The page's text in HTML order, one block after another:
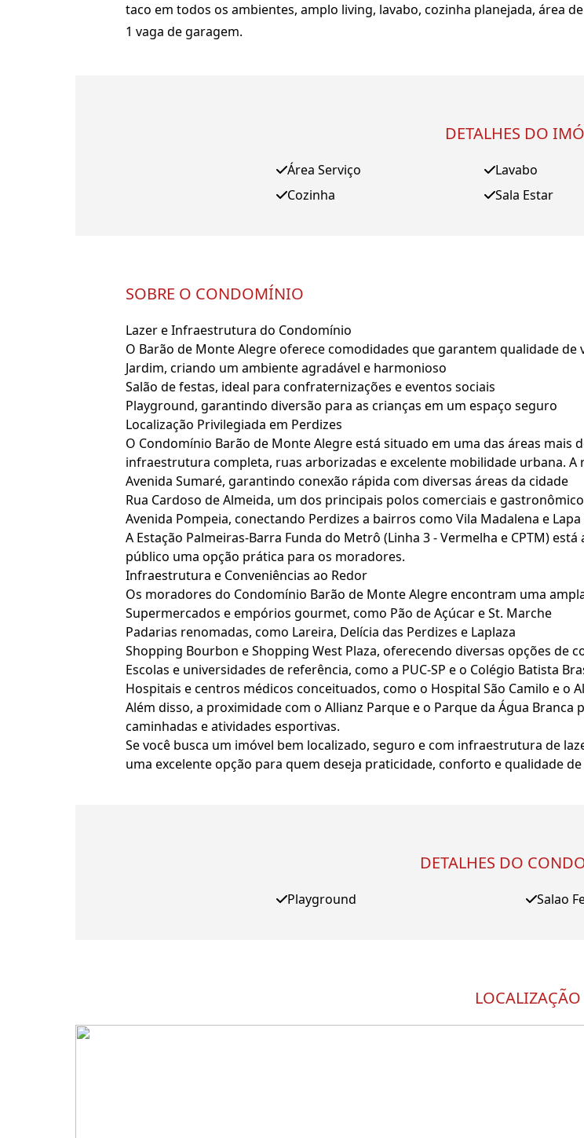
taco em todos os ambientes, amplo living, lavabo, cozinha planejada, área
1 vaga de garagem.
DETALHES DO
Área Serviço
Cozinha
Lavabo
Sala Estar
SOBRE O CONDOMÍNIO
Lazer e Infraestrutura do Condomínio
O Barão de Monte Alegre oferece comodidades que garantem qualidade
Jardim, criando um ambiente agradável e harmonioso
Salão de festas, ideal para confraternizações e eventos sociais
Playground, garantindo diversão para as crianças em um espaço seguro
Localização Privilegiada em Perdizes
O Condomínio Barão de Monte Alegre está situado em uma das áreas mais
infraestrutura completa, ruas arborizadas e excelente mobilidade urbana.
Avenida Sumaré, garantindo conexão rápida com diversas áreas da cidade
Rua Cardoso de Almeida, um dos principais polos comerciais e
Avenida Pompeia, conectando Perdizes a bairros como Vila Madalena e Lapa
A Estação Palmeiras-Barra Funda do Metrô (Linha 3 - Vermelha e CPTM)
público uma opção prática para os moradores.
Infraestrutura e Conveniências ao Redor
Os moradores do Condomínio Barão de Monte Alegre encontram uma
Supermercados e empórios gourmet, como Pão de Açúcar e St. Marche
Padarias renomadas, como Lareira, Delícia das Perdizes e Laplaza
Shopping Bourbon e Shopping West Plaza, oferecendo diversas opções de
Escolas e universidades de referência, como a PUC-SP e o Colégio Batista
Hospitais e centros médicos conceituados, como o Hospital São Camilo e o
Além disso, a proximidade com o Allianz Parque e o Parque da Água
caminhadas e atividades esportivas.
Se você busca um imóvel bem localizado, seguro e com infraestrutura de
uma excelente opção para quem deseja praticidade, conforto e qualidade de
DETALHES DO
Playground Salao
LOCALIZAÇÃO